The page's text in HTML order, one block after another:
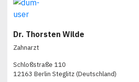
Dr. Thorsten Wilde
Zahnarzt
Schloßstraße 110
12163 Berlin Steglitz (Deutschland)